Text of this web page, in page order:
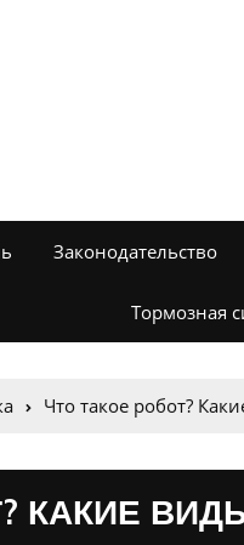
Законодательство
Тормозная
Что такое робот?
КАКИЕ